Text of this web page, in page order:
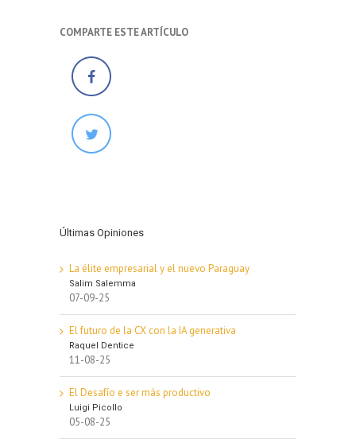
COMPARTE ESTE ARTÍCULO
Últimas Opiniones
La élite empresarial y el nuevo Paraguay
Salim Salemma
07-09-25
El futuro de la CX con la IA generativa
Raquel Dentice
11-08-25
El Desafío e ser más productivo
Luigi Picollo
05-08-25